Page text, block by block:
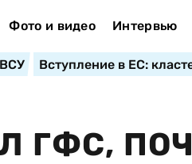
Фото и видео Интервью
Вступление в ЕС:
ГФС,